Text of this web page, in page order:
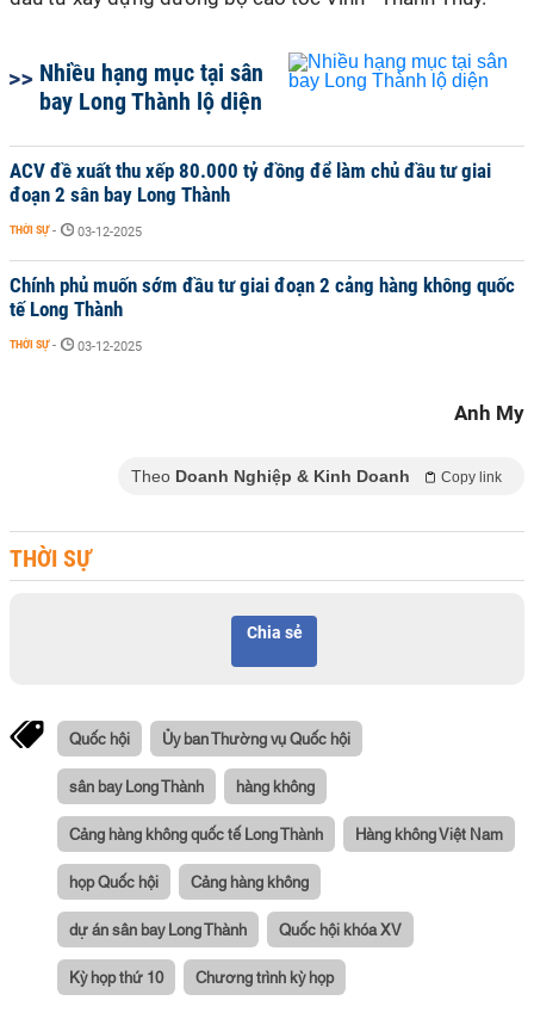
Nhiều hạng mục tại sân
bay Long Thành lộ diện
ACV đề xuất thu xếp 80.000 tỷ đồng để làm chủ đầu tư giai
đoạn 2 sân bay Long Thành
THỜI SỰ - 03-12-2025
Chính phủ muốn sớm đầu tư giai đoạn 2 cảng hàng không quốc
tế Long Thành
THỜI SỰ - 03-12-2025
Anh My
Theo Doanh Nghiệp & Kinh Doanh Copy link
THỜI SỰ
Chia sẻ
Quốc hội Ủy ban Thường vụ Quốc hội
sân bay Long Thành hàng không
Cảng hàng không quốc tế Long Thành Hàng không Việt Nam
họp Quốc hội Cảng hàng không
dự án sân bay Long Thành Quốc hội khóa XV
Kỳ họp thứ 10 Chương trình kỳ họp